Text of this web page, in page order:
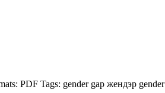
PDF Tags: gender gap жендэр gender